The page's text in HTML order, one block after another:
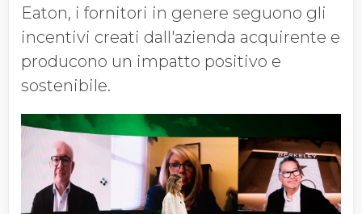
Eaton, i fornitori in genere seguono gli
incentivi creati dall'azienda acquirente e
producono un impatto positivo e
sostenibile.